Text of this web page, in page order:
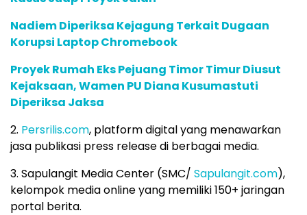
Nadiem Diperiksa Kejagung Terkait Dugaan
Korupsi Laptop Chromebook
Proyek Rumah Eks Pejuang Timor Timur Diusut
Kejaksaan, Wamen PU Diana Kusumastuti
Diperiksa Jaksa
2. Persrilis.com, platform digital yang menawarƙan
jasa publikasi press release di berbagai media.
3. Sapulangit Media Center (SMC/ Sapulangit.com),
kelompok media online yang memiliki 150+ jaringan
portal berita.